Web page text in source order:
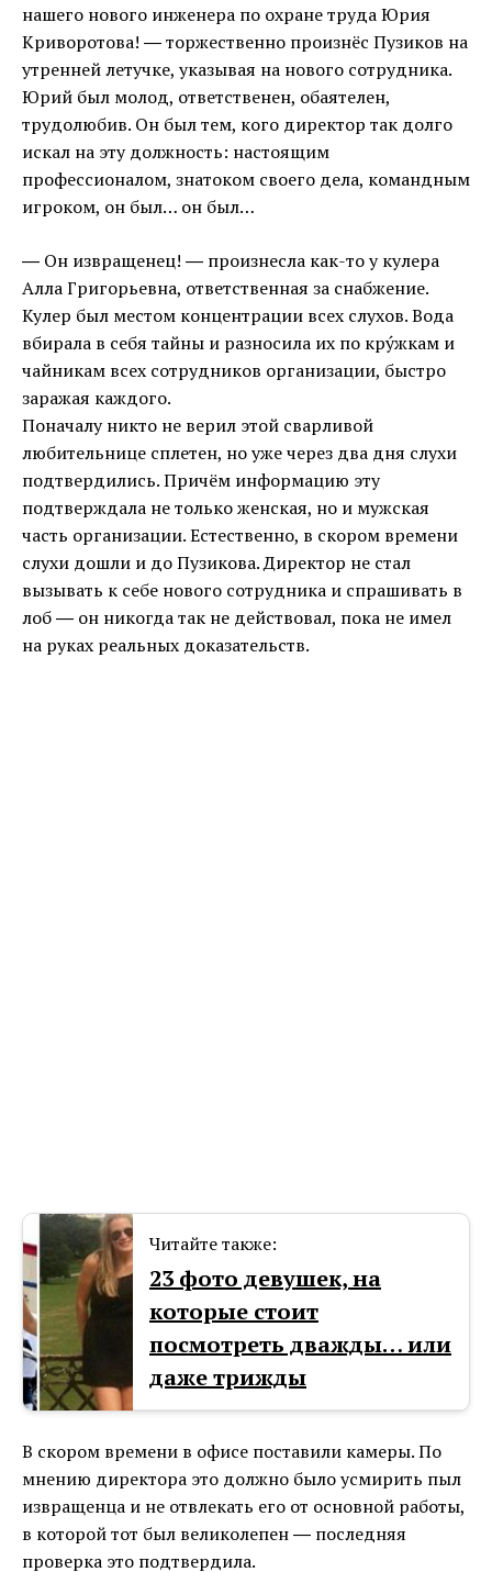
нашего нового инженера по охране труда Юрия
Криворотова! ― торжественно произнёс Пузиков на
утренней летучке, указывая на нового сотрудника.
Юрий был молод, ответственен, обаятелен,
трудолюбив. Он был тем, кого директор так долго
искал на эту должность: настоящим
профессионалом, знатоком своего дела, командным
игроком, он был… он был…
― Он извращенец! ― произнесла как-то у кулера
Алла Григорьевна, ответственная за снабжение.
Кулер был местом концентрации всех слухов. Вода
вбирала в себя тайны и разносила их по кру́жкам и
чайникам всех сотрудников организации, быстро
заражая каждого.
Поначалу никто не верил этой сварливой
любительнице сплетен, но уже через два дня слухи
подтвердились. Причём информацию эту
подтверждала не только женская, но и мужская
часть организации. Естественно, в скором времени
слухи дошли и до Пузикова. Директор не стал
вызывать к себе нового сотрудника и спрашивать в
лоб ― он никогда так не действовал, пока не имел
на руках реальных доказательств.
Читайте также:
23 фото девушек, на
которые стоит
посмотреть дважды… или
даже трижды
В скором времени в офисе поставили камеры. По
мнению директора это должно было усмирить пыл
извращенца и не отвлекать его от основной работы,
в которой тот был великолепен ― последняя
проверка это подтвердила.